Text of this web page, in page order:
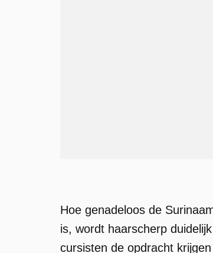
Hoe genadeloos de
is, wordt haarscherp
cursisten de opdracht